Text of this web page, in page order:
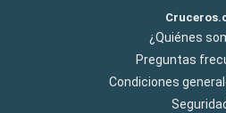
¿Quiénes
Preguntas
Condiciones